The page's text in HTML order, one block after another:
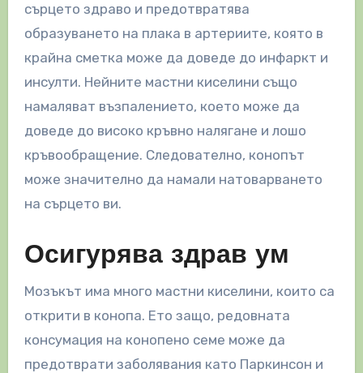
сърцето здраво и предотвратява
образуването на плака в артериите, която в
крайна сметка може да доведе до инфаркт и
инсулти. Нейните мастни киселини също
намаляват възпалението, което може да
доведе до високо кръвно налягане и лошо
кръвообращение. Следователно, конопът
може значително да намали натоварването
на сърцето ви.
Осигурява здрав ум
Мозъкът има много мастни киселини, които са
открити в конопа. Ето защо, редовната
консумация на конопено семе може да
предотврати заболявания като Паркинсон и